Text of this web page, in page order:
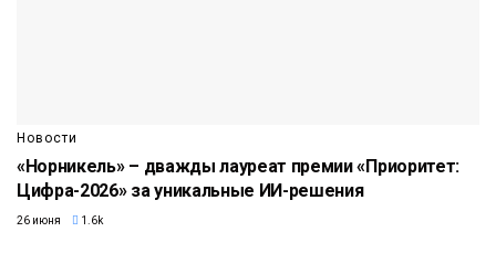
Новости
«Норникель» – дважды лауреат премии «Приоритет:
Цифра-2026» за уникальные ИИ-решения
26 июня 1.6k